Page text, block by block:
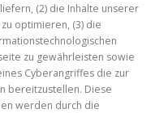
(2) die Inhalte unserer
optimieren, (3) die
zu gewährleisten sowie
Cyberangriffes die zur
bereitzustellen. Diese
werden durch die